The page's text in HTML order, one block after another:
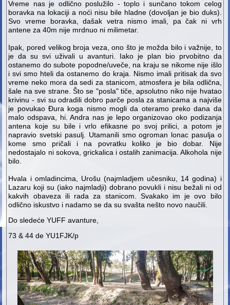
Vreme nas je odlično poslužilo - toplo i sunčano tokom celog
boravka na lokaciji a noći nisu bile hladne (dovoljan je bio duks).
Svo vreme boravka, dašak vetra nismo imali, pa čak ni vrh
antene za 40m nije mrdnuo ni milimetar.
Ipak, pored velikog broja veza, ono što je možda bilo i važnije, to
je da su svi uživali u avanturi. Iako je plan bio prvobitno da
ostanemo do subote popodne/uveče, na kraju se nikome nije išlo
i svi smo hteli da ostanemo do kraja. Nismo imali pritisak da svo
vreme neko mora da sedi za stanicom, atmosfera je bila odlična,
šale na sve strane. Što se "posla" tiče, apsolutno niko nije hvatao
krivinu - svi su odradili dobro parče posla za stanicama a najviše
je povukao Đura koga nismo mogli da oteramo preko dana da
malo odspava, hi. Andra nas je lepo organizovao oko podizanja
antena koje su bile i vrlo efikasne po svoj prilici, a potom je
napravio svetski pasulj. Utamanili smo ogroman lonac pasulja o
kome smo pričali i na povratku koliko je bio dobar. Nije
nedostajalo ni sokova, grickalica i ostalih zanimacija. Alkohola nije
bilo.
Hvala i omladincima, Urošu (najmladjem učesniku, 14 godina) i
Lazaru koji su (iako najmladji) dobrano povukli i nisu bežali ni od
kakvih obaveza ili rada za stanicom. Svakako im je ovo bilo
odlično iskustvo i nadamo se da su svašta nešto novo naučili.
Do sledeće YUFF avanture,
73 & 44 de YU1FJK/p